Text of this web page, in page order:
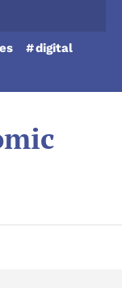
digital